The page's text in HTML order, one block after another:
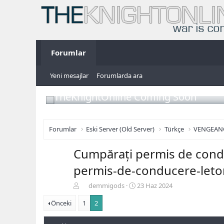
Forumlar
Yeni mesajlar Forumlarda ara
TheKnightOnline Coming Soon
Forumlar Eski Server (Old Server) Türkçe
Cumpărați permis de
permis-de-conducere-
n
demmigods
B
23 Haz 2024
Önceki
1 2